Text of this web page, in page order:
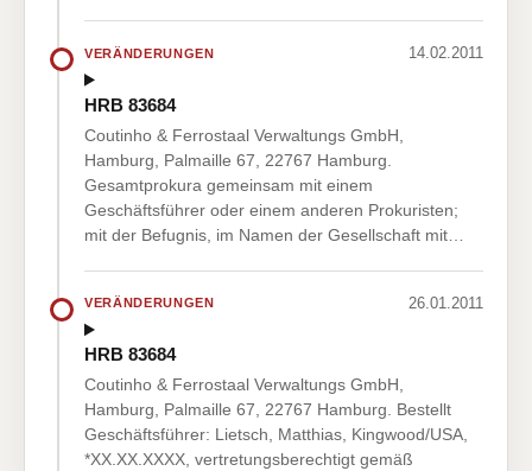
VERÄNDERUNGEN 14.02.2011
HRB 83684
Coutinho & Ferrostaal Verwaltungs GmbH,
Hamburg, Palmaille 67, 22767 Hamburg.
Gesamtprokura gemeinsam mit einem
Geschäftsführer oder einem anderen Prokuristen;
mit der Befugnis, im Namen der Gesellschaft mit…
VERÄNDERUNGEN 26.01.2011
HRB 83684
Coutinho & Ferrostaal Verwaltungs GmbH,
Hamburg, Palmaille 67, 22767 Hamburg. Bestellt
Geschäftsführer: Lietsch, Matthias, Kingwood/USA,
*XX.XX.XXXX, vertretungsberechtigt gemäß